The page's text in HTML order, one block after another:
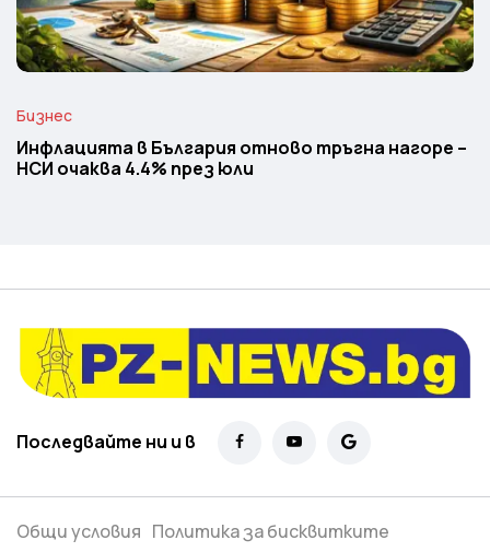
Бизнес
Инфлацията в България отново тръгна нагоре –
НСИ очаква 4.4% през юли
Последвайте ни и в
Общи условия Политика за бисквитките